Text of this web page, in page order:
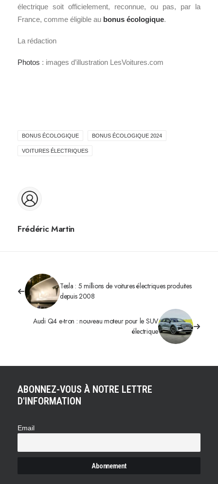
électrique soit officielement, reconnue, ou pas, par la
France, comme éligible au bonus écologique.
La rédaction
Photos : images d’illustration LesVoitures.com
BONUS ÉCOLOGIQUE BONUS ÉCOLOGIQUE 2024
VOITURES ÉLECTRIQUES
Frédéric Martin
Tesla : 5 millions de voitures électriques produites
depuis 2008
Audi Q4 e-tron : nouveau moteur pour le SUV
électrique
ABONNEZ-VOUS À NOTRE LETTRE
D'INFORMATION
Email